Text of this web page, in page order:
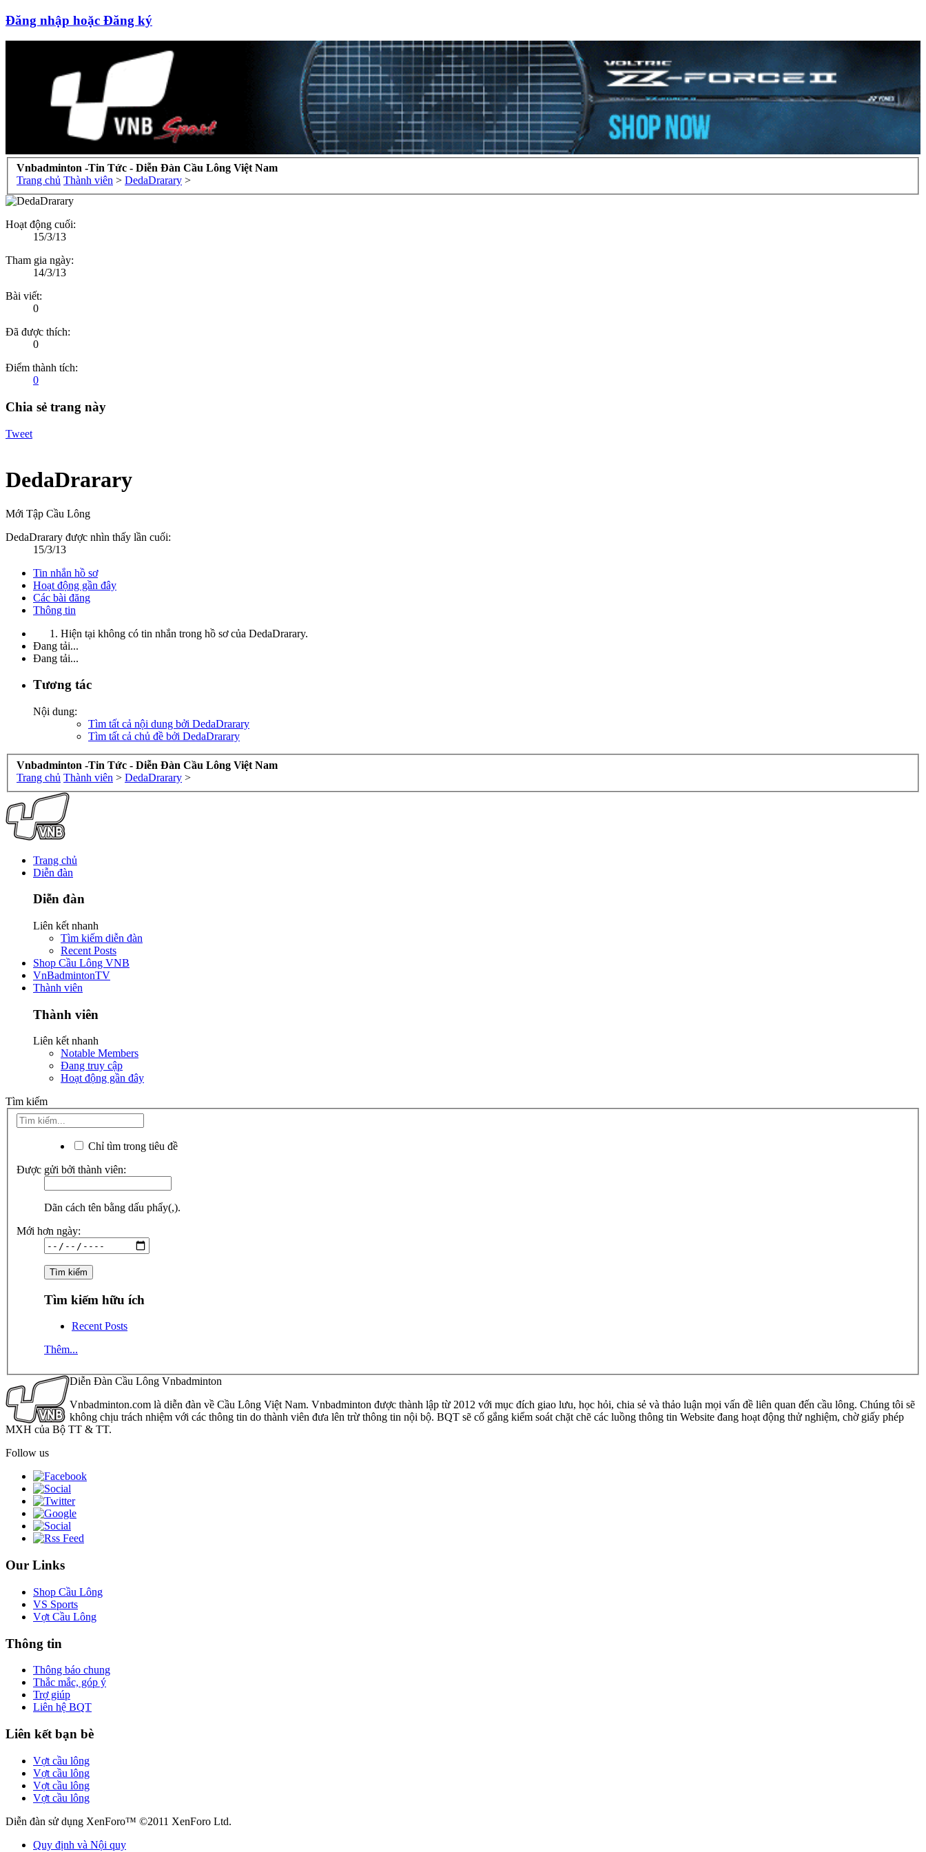
Đăng nhập hoặc Đăng ký
Vnbadminton -Tin Tức - Diễn Đàn Cầu Lông Việt Nam
Trang chủ Thành viên > DedaDrarary >
Hoạt động cuối:
15/3/13
Tham gia ngày:
14/3/13
Bài viết:
0
Đã được thích:
0
Điểm thành tích:
0
Chia sẻ trang này
Tweet
DedaDrarary
Mới Tập Cầu Lông
DedaDrarary được nhìn thấy lần cuối:
15/3/13
Tin nhắn hồ sơ
Hoạt động gần đây
Các bài đăng
Thông tin
Hiện tại không có tin nhắn trong hồ sơ của DedaDrarary.
Đang tải...
Đang tải...
Tương tác
Nội dung:
Tìm tất cả nội dung bởi DedaDrarary
Tìm tất cả chủ đề bởi DedaDrarary
Vnbadminton -Tin Tức - Diễn Đàn Cầu Lông Việt Nam
Trang chủ Thành viên > DedaDrarary >
Trang chủ
Diễn đàn
Diễn đàn
Liên kết nhanh
Tìm kiếm diễn đàn
Recent Posts
Shop Cầu Lông VNB
VnBadmintonTV
Thành viên
Thành viên
Liên kết nhanh
Notable Members
Đang truy cập
Hoạt động gần đây
Tìm kiếm
Chỉ tìm trong tiêu đề
Được gửi bởi thành viên:
Dãn cách tên bằng dấu phẩy(,).
Mới hơn ngày:
Tìm kiếm hữu ích
Recent Posts
Thêm...
Diễn Đàn Cầu Lông Vnbadminton
Vnbadminton.com là diễn đàn về Cầu Lông Việt Nam. Vnbadminton được thành lập từ 2012 với mục đích giao lưu, học hỏi, chia sẻ và thảo luận mọi vấn đề liên quan đến cầu lông. Chúng tôi sẽ
không chịu trách nhiệm với các thông tin do thành viên đưa lên trừ thông tin nội bộ. BQT sẽ cố gắng kiểm soát chặt chẽ các luồng thông tin Website đang hoạt động thử nghiệm, chờ giấy phép
MXH của Bộ TT & TT.
Follow us
Our Links
Shop Cầu Lông
VS Sports
Vợt Cầu Lông
Thông tin
Thông báo chung
Thắc mắc, góp ý
Trợ giúp
Liên hệ BQT
Liên kết bạn bè
Vợt cầu lông
Vợt cầu lông
Vợt cầu lông
Vợt cầu lông
Diễn đàn sử dụng XenForo™ ©2011 XenForo Ltd.
Quy định và Nội quy